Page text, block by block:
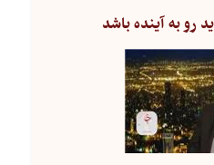
رو به آینده باشد